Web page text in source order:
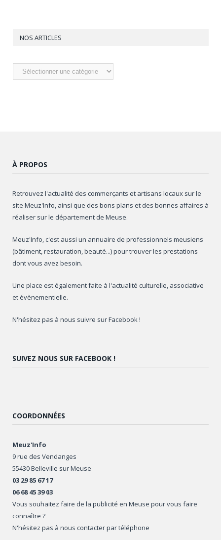
NOS ARTICLES
Nos
À PROPOS
Retrouvez l'actualité des commerçants et artisans locaux sur le
site Meuz'Info, ainsi que des bons plans et des bonnes affaires à
réaliser sur le département de Meuse.
Meuz'Info, c'est aussi un annuaire de professionnels meusiens
(bâtiment, restauration, beauté...) pour trouver les prestations
dont vous avez besoin.
Une place est également faite à l'actualité culturelle, associative
et évènementielle.
N'hésitez pas à nous suivre sur Facebook !
SUIVEZ NOUS SUR FACEBOOK !
COORDONNÉES
Meuz'Info
9 rue des Vendanges
55430 Belleville sur Meuse
03 29 85 67 17
06 68 45 39 03
Vous souhaitez faire de la publicité en Meuse pour vous faire
connaître ?
N'hésitez pas à nous contacter par téléphone